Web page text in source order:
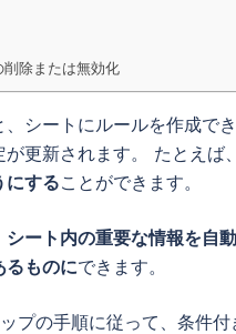
除または無効化
シートにルールを作成で
更新されます。 たとえ
にすることができます。
シート内の重要な情報を自
るものにできます。
プの手順に従って、条件付